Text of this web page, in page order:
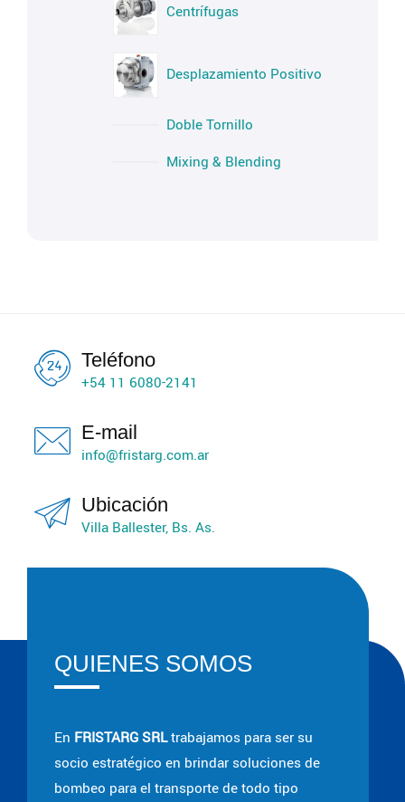
Centrífugas
Desplazamiento Positivo
Doble Tornillo
Mixing & Blending
Teléfono
+54 11 6080-2141
E-mail
info@fristarg.com.ar
Ubicación
Villa Ballester, Bs. As.
QUIENES SOMOS
En FRISTARG SRLtrabajamos para ser su
socio estratégico en brindar soluciones de
bombeo para el transporte de todo tipo